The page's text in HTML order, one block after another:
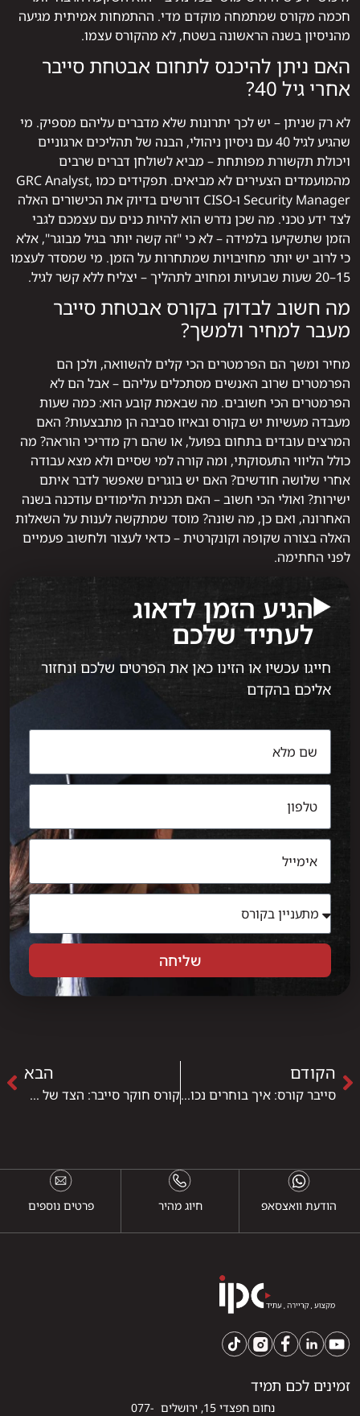
חכמה מקורס שמתמחה מוקדם מדי. ההתמחות אמיתית מגיעה
מהניסיון בשנה הראשונה בשטח, לא מהקורס עצמו.
האם ניתן להיכנס לתחום אבטחת סייבר
אחרי גיל 40?
לא רק שניתן – יש לכך יתרונות שלא מדברים עליהם מספיק. מי
שהגיע לגיל 40 עם ניסיון ניהולי, הבנה של תהליכים ארגוניים
ויכולת תקשורת מפותחת – מביא לשולחן דברים שרבים
מהמועמדים הצעירים לא מביאים. תפקידים כמו GRC Analyst,
Security Manager ו-CISO דורשים בדיוק את הכישורים האלה
לצד ידע טכני. מה שכן נדרש הוא להיות כנים עם עצמכם לגבי
הזמן שתשקיעו בלמידה – לא כי "זה קשה יותר בגיל מבוגר", אלא
כי לרוב יש יותר מחויבויות שמתחרות על הזמן. מי שמסדר לעצמו
15–20 שעות שבועיות ומחויב לתהליך – יצליח ללא קשר לגיל.
מה חשוב לבדוק בקורס אבטחת סייבר
מעבר למחיר ולמשך?
מחיר ומשך הם הפרמטרים הכי קלים להשוואה, ולכן הם
הפרמטרים שרוב האנשים מסתכלים עליהם – אבל הם לא
הפרמטרים הכי חשובים. מה שבאמת קובע הוא: כמה שעות
מעבדה מעשיות יש בקורס ובאיזו סביבה הן מתבצעות? האם
המרצים עובדים בתחום בפועל, או שהם רק מדריכי הוראה? מה
כולל הליווי התעסוקתי, ומה קורה למי שסיים ולא מצא עבודה
אחרי שלושה חודשים? האם יש בוגרים שאפשר לדבר איתם
ישירות? ואולי הכי חשוב – האם תכנית הלימודים עודכנה בשנה
האחרונה, ואם כן, מה שונה? מוסד שמתקשה לענות על השאלות
האלה בצורה שקופה וקונקרטית – כדאי לעצור ולחשוב פעמיים
לפני החתימה.
הגיע הזמן לדאוג
לעתיד שלכם
חייגו עכשיו או הזינו כאן את הפרטים שלכם ונחזור
אליכם בהקדם
שליחה
הקודם
סייבר קורס: איך בוחרים נכון ולמה ההחלטה הזו חשובה יותר ממה שנדמה
הבא
קורס חוקר סייבר: הצד של אבטחת המידע שרוב האנשים לא מכירים
הודעת וואצסאפ חיוג מהיר פרטים נוספים
זמינים לכם תמיד
נחום חפצדי 15, ירושלים 077-